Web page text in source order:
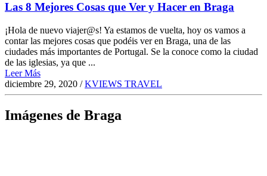
Las 8 Mejores Cosas que Ver y Hacer en Braga
¡Hola de nuevo viajer@s! Ya estamos de vuelta, hoy os vamos a
contar las mejores cosas que podéis ver en Braga, una de las
ciudades más importantes de Portugal. Se la conoce como la ciudad
de las iglesias, ya que ...
Leer Más
diciembre 29, 2020 /KVIEWS TRAVEL
Imágenes de Braga